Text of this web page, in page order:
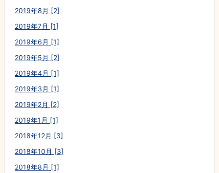
2019年8月 [2]
2019年7月 [1]
2019年6月 [1]
2019年5月 [2]
2019年4月 [1]
2019年3月 [1]
2019年2月 [2]
2019年1月 [1]
2018年12月 [3]
2018年10月 [3]
2018年8月 [1]